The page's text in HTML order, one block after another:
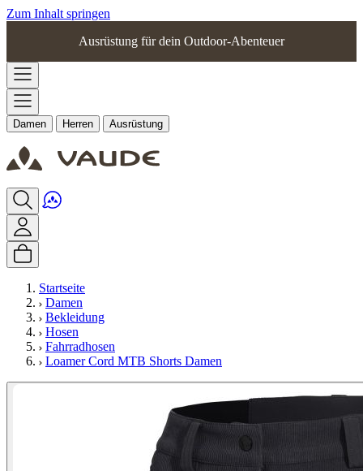
Zum Inhalt springen
Ausrüstung für dein Outdoor-Abenteuer
Damen Herren Ausrüstung
Startseite
Damen
Bekleidung
Hosen
Fahrradhosen
Loamer Cord MTB Shorts Damen